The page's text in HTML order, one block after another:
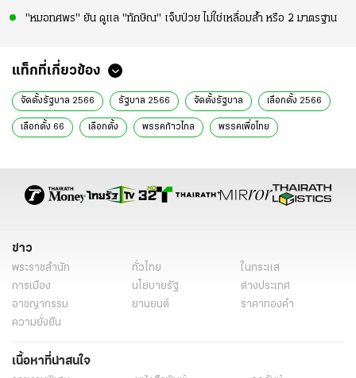
"หมอทศพร" ยัน ดูแล "ทักษิณ" เจ็บป่วย ไม่ใช่เหลื่อมล้ำ หรือ 2 มาตรฐาน
แท็กที่เกี่ยวข้อง
จัดตั้งรัฐบาล 2566 รัฐบาล 2566 จัดตั้งรัฐบาล เลือกตั้ง 2566
เลือกตั้ง 66 เลือกตั้ง พรรคก้าวไกล พรรคเพื่อไทย
ข่าวการเมือง ข่าวการเมืองวันนี้ ข่าวด่วน
ข่าว
พระราชสำนัก ทั่วไทย
ในกระแส
การเมือง
นโยบายรัฐ
ต่างประเทศ
อาชญากรรม
ยานยนต์
ราคาทองคำ
ความยั่งยืน
เนื้อหาที่น่าสนใจ